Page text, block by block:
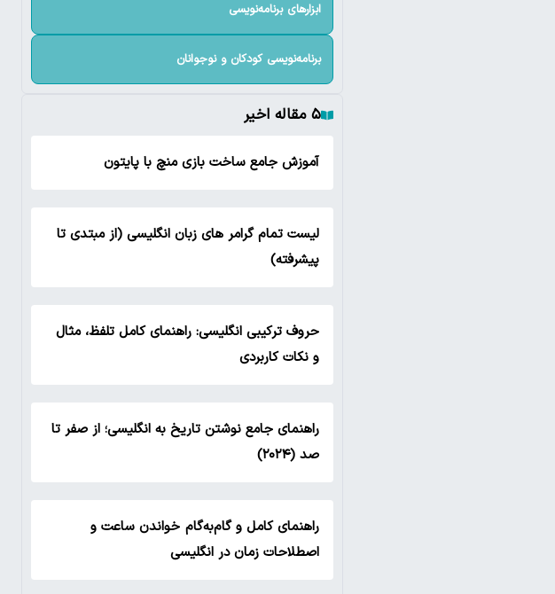
ابزارهای برنامه‌نویسی
برنامه‌نویسی کودکان و نوجوانان
۵ مقاله اخیر
آموزش جامع ساخت بازی منچ با پایتون
لیست تمام گرامر های زبان انگلیسی (از مبتدی تا
پیشرفته)
حروف ترکیبی انگلیسی: راهنمای کامل تلفظ، مثال
و نکات کاربردی
راهنمای جامع نوشتن تاریخ به انگلیسی؛ از صفر تا
صد (۲۰۲۴)
راهنمای کامل و گام‌به‌گام خواندن ساعت و
اصطلاحات زمان در انگلیسی